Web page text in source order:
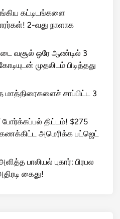
கட்டிடங்களை
2-வது நாளாக
வசூல் ஒரே ஆண்டில் 3
முதலிடம் பிடித்தது
சாப்பிட்ட 3
போர்க்கப்பல் திட்டம்! $275
அமெரிக்க பட்ஜெட்
பாலியல் புகார்: பிரபல
கைது!